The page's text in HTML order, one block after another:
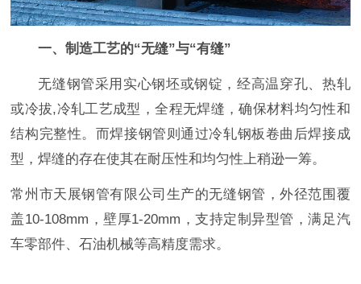
一、制造工艺的“无缝”与“有缝”
无缝钢管采用实心钢坯或钢锭，经高温穿孔、热轧
或冷拔,冷轧工艺成型，全程无焊缝，确保材料均匀性和
结构完整性。而焊接钢管则通过冷轧钢板卷曲后焊接成
型，焊缝的存在使其在耐压性和均匀性上稍逊一筹。
常州市天展钢管有限公司生产的无缝钢管，外径范围覆
盖10-108mm，壁厚1-20mm，支持定制异型管，满足汽
车零部件、石油机械等高精度需求。